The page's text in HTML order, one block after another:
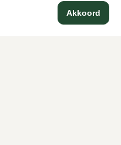
Akkoord